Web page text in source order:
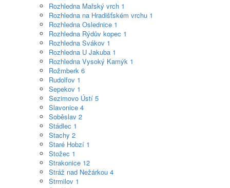
Rozhledna Mařský vrch 1
Rozhledna na Hradišťském vrchu 1
Rozhledna Oslednice 1
Rozhledna Rýdův kopec 1
Rozhledna Svákov 1
Rozhledna U Jakuba 1
Rozhledna Vysoký Kamýk 1
Rožmberk 6
Rudolfov 1
Sepekov 1
Sezimovo Ústí 5
Slavonice 4
Soběslav 2
Stádlec 1
Stachy 2
Staré Hobzí 1
Stožec 1
Strakonice 12
Stráž nad Nežárkou 4
Strmilov 1